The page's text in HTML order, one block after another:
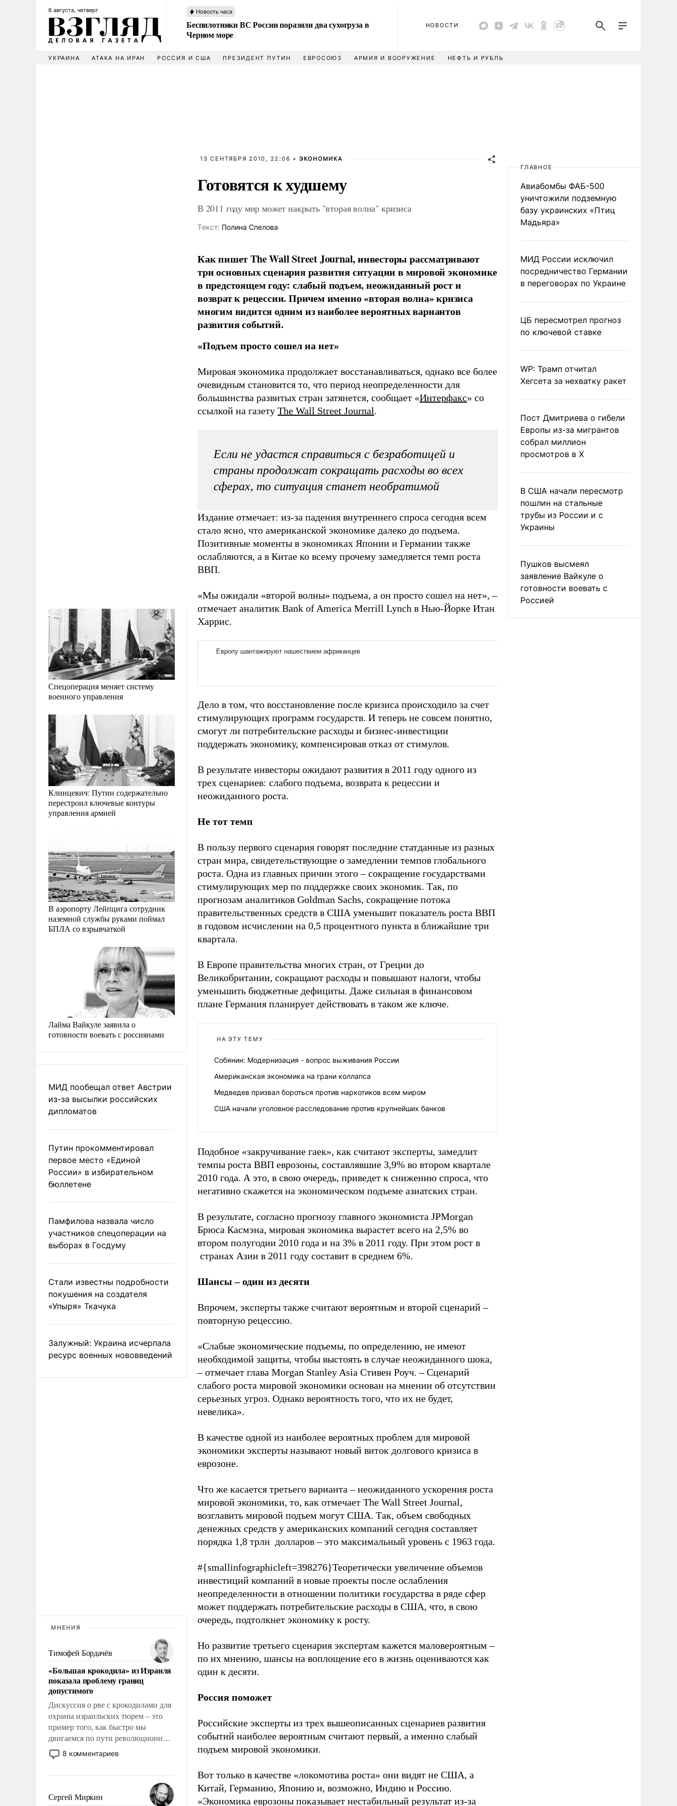
6 августа, четверг Новость часа
Беспилотники ВС России поразили два сухогруза в
Черном море
НОВОСТИ
УКРАИНА АТАКА НА ИРАН РОССИЯ И США ПРЕЗИДЕНТ ПУТИН ЕВРОСОЮЗ АРМИЯ И ВООРУЖЕНИЕ НЕФТЬ И РУБЛЬ
Спецоперация меняет систему
военного управления
Клинцевич: Путин содержательно
перестроил ключевые контуры
управления армией
В аэропорту Лейпцига сотрудник
наземной службы руками поймал
БПЛА со взрывчаткой
Лайма Вайкуле заявила о
готовности воевать с россиянами
МИД пообещал ответ Австрии
из-за высылки российских
дипломатов
Путин прокомментировал
первое место «Единой
России» в избирательном
бюллетене
Памфилова назвала число
участников спецоперации на
выборах в Госдуму
Стали известны подробности
покушения на создателя
«Упыря» Ткачука
Залужный: Украина исчерпала
ресурс военных нововведений
МНЕНИЯ
Тимофей Бордачёв
«Большая крокодила» из Израиля
показала проблему границ
допустимого
Дискуссия о рве с крокодилами для
охраны израильских тюрем – это
пример того, как быстро мы
двигаемся по пути революционных
изменений. То, что несколько лет
назад было образом для
8 комментариев
Сергей Миркин
13 СЕНТЯБРЯ 2010, 22:06 • ЭКОНОМИКА
Готовятся к худшему
В 2011 году мир может накрыть "вторая волна" кризиса
Tекст: Полина Спелова
Как пишет The Wall Street Journal, инвесторы рассматривают
три основных сценария развития ситуации в мировой экономике
в предстоящем году: слабый подъем, неожиданный рост и
возврат к рецессии. Причем именно «вторая волна» кризиса
многим видится одним из наиболее вероятных вариантов
развития событий.
«Подъем просто сошел на нет»
Мировая экономика продолжает восстанавливаться, однако все более
очевидным становится то, что период неопределенности для
большинства развитых стран затянется, сообщает «Интерфакс» со
ссылкой на газету The Wall Street Journal.
Если не удастся справиться с безработицей и
страны продолжат сокращать расходы во всех
сферах, то ситуация станет необратимой
Издание отмечает: из-за падения внутреннего спроса сегодня всем
стало ясно, что американской экономике далеко до подъема.
Позитивные моменты в экономиках Японии и Германии также
ослабляются, а в Китае ко всему прочему замедляется темп роста
ВВП.
«Мы ожидали «второй волны» подъема, а он просто сошел на нет», –
отмечает аналитик Bank of America Merrill Lynch в Нью-Йорке Итан
Харрис.
Дело в том, что восстановление после кризиса происходило за счет
стимулирующих программ государств. И теперь не совсем понятно,
смогут ли потребительские расходы и бизнес-инвестиции
поддержать экономику, компенсировав отказ от стимулов.
В результате инвесторы ожидают развития в 2011 году одного из
трех сценариев: слабого подъема, возврата к рецессии и
неожиданного роста.
Не тот темп
В пользу первого сценария говорят последние статданные из разных
стран мира, свидетельствующие о замедлении темпов глобального
роста. Одна из главных причин этого – сокращение государствами
стимулирующих мер по поддержке своих экономик. Так, по
прогнозам аналитиков Goldman Sachs, сокращение потока
правительственных средств в США уменьшит показатель роста ВВП
в годовом исчислении на 0,5 процентного пункта в ближайшие три
квартала.
В Европе правительства многих стран, от Греции до
Великобритании, сокращают расходы и повышают налоги, чтобы
уменьшить бюджетные дефициты. Даже сильная в финансовом
плане Германия планирует действовать в таком же ключе.
НА ЭТУ ТЕМУ
Собянин: Модернизация - вопрос выживания России
Американская экономика на грани коллапса
Медведев призвал бороться против наркотиков всем миром
США начали уголовное расследование против крупнейших банков
Подобное «закручивание гаек», как считают эксперты, замедлит
темпы роста ВВП еврозоны, составлявшие 3,9% во втором квартале
2010 года. А это, в свою очередь, приведет к снижению спроса, что
негативно скажется на экономическом подъеме азиатских стран.
В результате, согласно прогнозу главного экономиста JPMorgan
Брюса Касмэна, мировая экономика вырастет всего на 2,5% во
втором полугодии 2010 года и на 3% в 2011 году. При этом рост в
странах Азии в 2011 году составит в среднем 6%.
Шансы – один из десяти
Впрочем, эксперты также считают вероятным и второй сценарий –
повторную рецессию.
«Слабые экономические подъемы, по определению, не имеют
необходимой защиты, чтобы выстоять в случае неожиданного шока,
– отмечает глава Morgan Stanley Asia Стивен Роуч. – Сценарий
слабого роста мировой экономики основан на мнении об отсутствии
серьезных угроз. Однако вероятность того, что их не будет,
невелика».
В качестве одной из наиболее вероятных проблем для мировой
экономики эксперты называют новый виток долгового кризиса в
еврозоне.
Что же касается третьего варианта – неожиданного ускорения роста
мировой экономики, то, как отмечает The Wall Street Journal,
возглавить мировой подъем могут США. Так, объем свободных
денежных средств у американских компаний сегодня составляет
порядка 1,8 трлн долларов – это максимальный уровень с 1963 года.
#{smallinfographicleft=398276}Теоретически увеличение объемов
инвестиций компаний в новые проекты после ослабления
неопределенности в отношении политики государства в ряде сфер
может поддержать потребительские расходы в США, что, в свою
очередь, подтолкнет экономику к росту.
Но развитие третьего сценария экспертам кажется маловероятным –
по их мнению, шансы на воплощение его в жизнь оцениваются как
один к десяти.
Россия поможет
Российские эксперты из трех вышеописанных сценариев развития
событий наиболее вероятным считают первый, а именно слабый
подъем мировой экономики.
Вот только в качестве «локомотива роста» они видят не США, а
Китай, Германию, Японию и, возможно, Индию и Россию.
«Экономика еврозоны показывает нестабильный результат из-за
ГЛАВНОЕ
Авиабомбы ФАБ-500
уничтожили подземную
базу украинских «Птиц
Мадьяра»
МИД России исключил
посредничество Германии
в переговорах по Украине
ЦБ пересмотрел прогноз
по ключевой ставке
WP: Трамп отчитал
Хегсета за нехватку ракет
Пост Дмитриева о гибели
Европы из-за мигрантов
собрал миллион
просмотров в X
В США начали пересмотр
пошлин на стальные
трубы из России и с
Украины
Пушков высмеял
заявление Вайкуле о
готовности воевать с
Россией